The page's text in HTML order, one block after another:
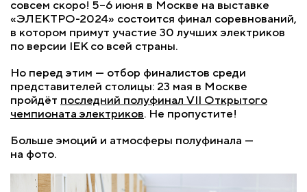
совсем скоро! 5–6 июня в Москве на выставке
«ЭЛЕКТРО-2024» состоится финал соревнований,
в котором примут участие 30 лучших электриков
по версии IEK со всей страны.
Но перед этим — отбор финалистов среди
представителей столицы: 23 мая в Москве
пройдёт последний полуфинал VII Открытого
чемпионата электриков. Не пропустите!
Больше эмоций и атмосферы полуфинала —
на фото.